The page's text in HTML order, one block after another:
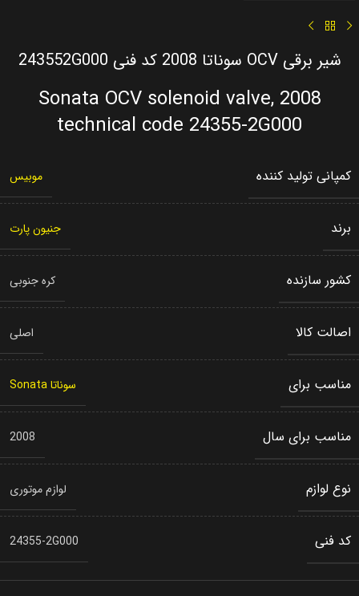
شیر برقی OCV سوناتا 2008 کد فنی 243552G000
2008 Sonata OCV solenoid valve,
technical code 24355-2G000
کمپانی تولید کننده موبیس
برند جنیون پارت
کشور سازنده کره جنوبی
اصالت کالا اصلی
مناسب برای سوناتا Sonata
مناسب برای سال 2008
نوع لوازم لوازم موتوری
کد فنی 24355-2G000